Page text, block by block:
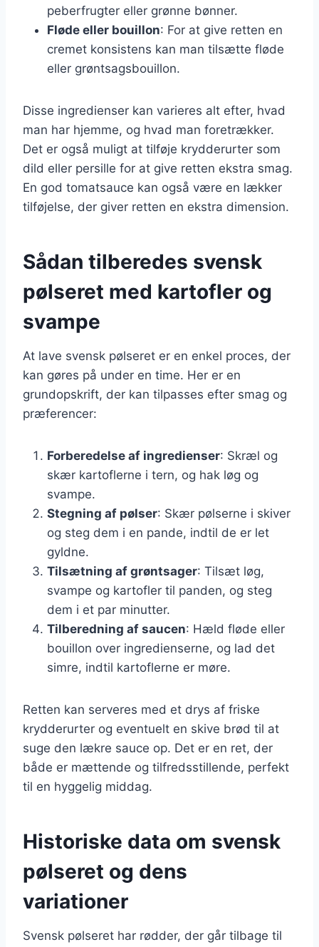
peberfrugter eller grønne bønner.
Fløde eller bouillon: For at give retten en
cremet konsistens kan man tilsætte fløde
eller grøntsagsbouillon.
Disse ingredienser kan varieres alt efter, hvad
man har hjemme, og hvad man foretrækker.
Det er også muligt at tilføje krydderurter som
dild eller persille for at give retten ekstra smag.
En god tomatsauce kan også være en lækker
tilføjelse, der giver retten en ekstra dimension.
Sådan tilberedes svensk
pølseret med kartofler og
svampe
At lave svensk pølseret er en enkel proces, der
kan gøres på under en time. Her er en
grundopskrift, der kan tilpasses efter smag og
præferencer:
Forberedelse af ingredienser: Skræl og
skær kartoflerne i tern, og hak løg og
svampe.
Stegning af pølser: Skær pølserne i skiver
og steg dem i en pande, indtil de er let
gyldne.
Tilsætning af grøntsager: Tilsæt løg,
svampe og kartofler til panden, og steg
dem i et par minutter.
Tilberedning af saucen: Hæld fløde eller
bouillon over ingredienserne, og lad det
simre, indtil kartoflerne er møre.
Retten kan serveres med et drys af friske
krydderurter og eventuelt en skive brød til at
suge den lækre sauce op. Det er en ret, der
både er mættende og tilfredsstillende, perfekt
til en hyggelig middag.
Historiske data om svensk
pølseret og dens
variationer
Svensk pølseret har rødder, der går tilbage til